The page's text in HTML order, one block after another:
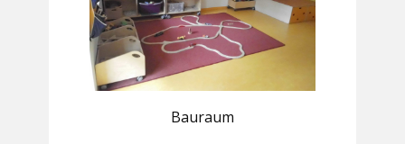
Bauraum